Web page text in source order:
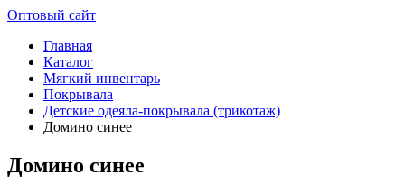
Оптовый сайт
Главная
Каталог
Мягкий инвентарь
Покрывала
Детские одеяла-покрывала (трикотаж)
Домино синее
Домино синее